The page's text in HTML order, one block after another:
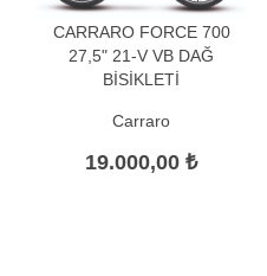
CARRARO FORCE 700
27,5" 21-V VB DAĞ
BİSİKLETİ
Carraro
19.000,00 ₺